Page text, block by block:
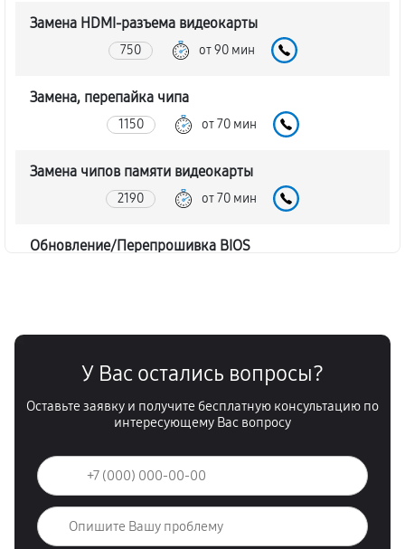
Замена HDMI-разъема видеокарты
750 от 90 мин
Замена, перепайка чипа
1150 от 70 мин
Замена чипов памяти видеокарты
2190 от 70 мин
Обновление/Перепрошивка BIOS
630 от 60 мин
Замена конденсатора видеокарты
460 от 50 мин
Восстановление после попадания влаги
У Вас остались вопросы?
Оставьте заявку и получите бесплатную консультацию по
интересующему Вас вопросу